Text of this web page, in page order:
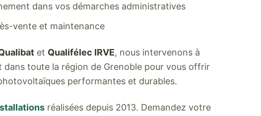
dans vos démarches administratives
vente et maintenance
et Qualifélec IRVE, nous intervenons à
dans toute la région de Grenoble pour vous offrir
performantes et durables.
réalisées depuis 2013. Demandez votre